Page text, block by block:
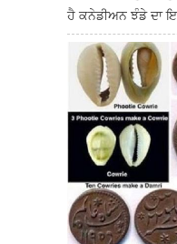
ਹੈ ਕਨੇਡੀਅਨ ਝੰਡੇ ਦਾ